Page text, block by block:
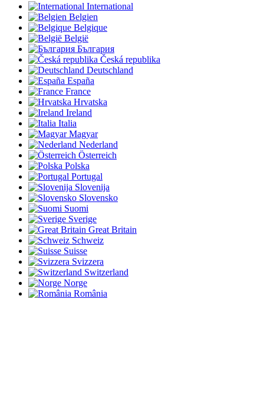
International
Belgien
Belgique
België
България
Česká republika
Deutschland
España
France
Hrvatska
Ireland
Italia
Magyar
Nederland
Österreich
Polska
Portugal
Slovenija
Slovensko
Suomi
Sverige
Great Britain
Schweiz
Suisse
Svizzera
Switzerland
Norge
România